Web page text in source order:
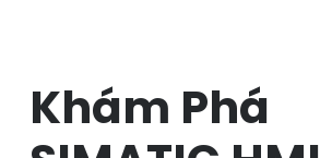
Khám Phá